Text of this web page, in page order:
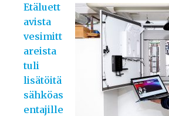
Etäluett
avista
vesimitt
areista
tuli
lisätöitä
sähköas
entajille